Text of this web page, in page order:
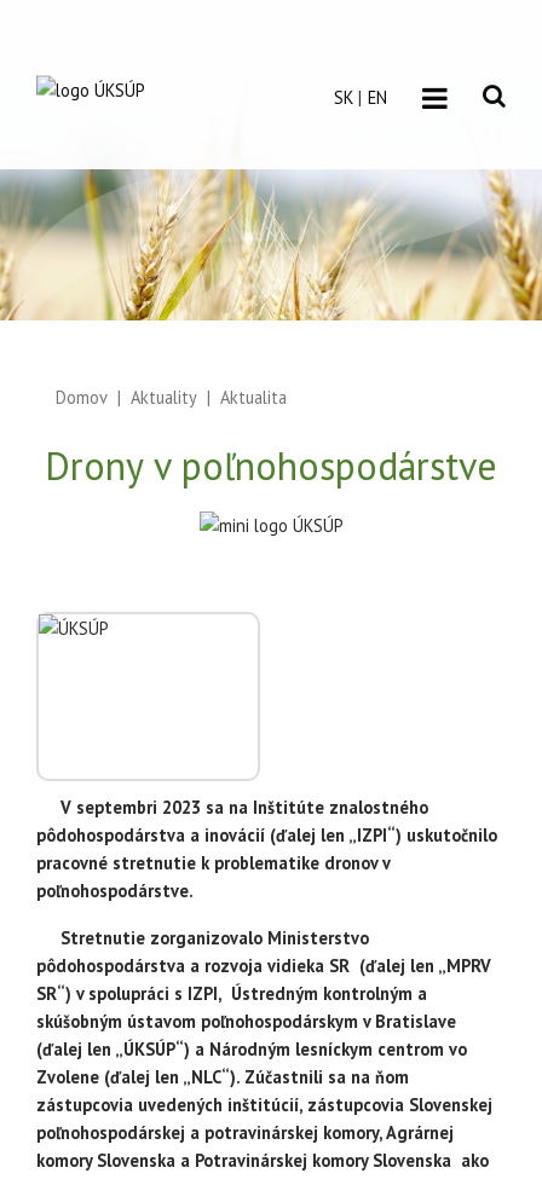
SK EN
Domov Aktuality Aktualita
Drony v poľnohospodárstve
V septembri 2023 sa na Inštitúte znalostného
pôdohospodárstva a inovácií (ďalej len „IZPI“) uskutočnilo
pracovné stretnutie k problematike dronov v
poľnohospodárstve.
Stretnutie zorganizovalo Ministerstvo
pôdohospodárstva a rozvoja vidieka SR (ďalej len „MPRV
SR“) v spolupráci s IZPI, Ústredným kontrolným a
skúšobným ústavom poľnohospodárskym v Bratislave
(ďalej len „ÚKSÚP“) a Národným lesníckym centrom vo
Zvolene (ďalej len „NLC“). Zúčastnili sa na ňom
zástupcovia uvedených inštitúcií, zástupcovia Slovenskej
poľnohospodárskej a potravinárskej komory, Agrárnej
komory Slovenska a Potravinárskej komory Slovenska ako